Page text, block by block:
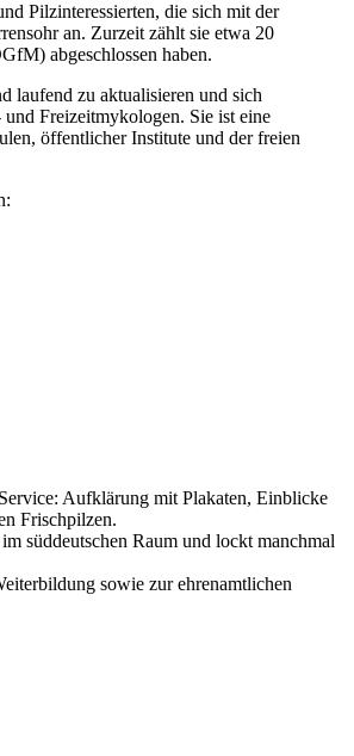
Pilzinteressierten, die sich mit der
an. Zurzeit zählt sie etwa 20
abgeschlossen haben.
laufend zu aktualisieren und sich
Freizeitmykologen. Sie ist eine
öffentlicher Institute und der freien
Aufklärung mit Plakaten, Einblicke
Frischpilzen.
süddeutschen Raum und lockt manchmal
sowie zur ehrenamtlichen